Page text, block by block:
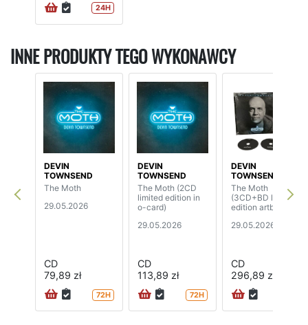
24H
INNE PRODUKTY TEGO WYKONAWCY
DEVIN
TOWNSEND
The Moth
29.05.2026
CD
79,89 zł
72H
DEVIN
TOWNSEND
The Moth (2CD
limited edition in
o-card)
29.05.2026
CD
113,89 zł
72H
DEVIN
TOWNSEND
The Moth
(3CD+BD limited
edition artbook)
29.05.2026
CD
296,89 zł